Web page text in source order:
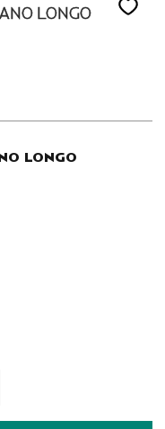
LONGO
LONGO